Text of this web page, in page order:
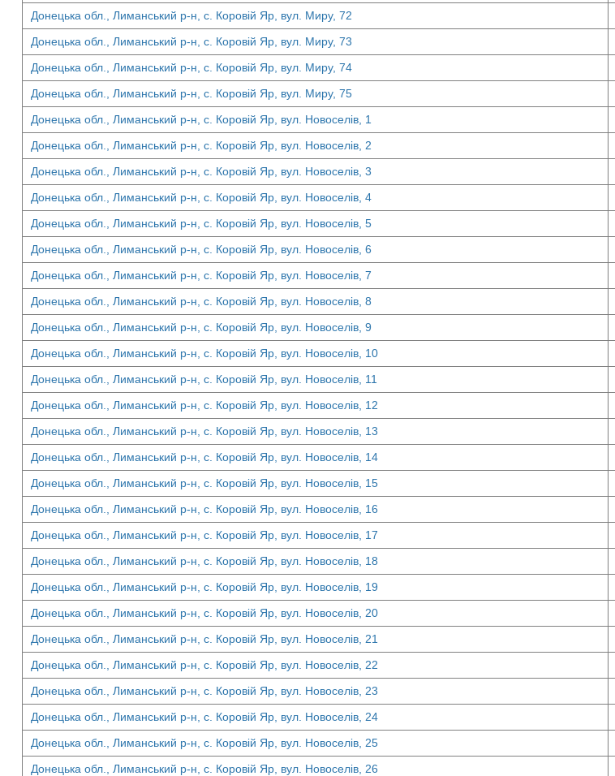
Донецька обл., Лиманський р-н, с. Коровій Яр, вул. Миру, 72
Донецька обл., Лиманський р-н, с. Коровій Яр, вул. Миру, 73
Донецька обл., Лиманський р-н, с. Коровій Яр, вул. Миру, 74
Донецька обл., Лиманський р-н, с. Коровій Яр, вул. Миру, 75
Донецька обл., Лиманський р-н, с. Коровій Яр, вул. Новоселів, 1
Донецька обл., Лиманський р-н, с. Коровій Яр, вул. Новоселів, 2
Донецька обл., Лиманський р-н, с. Коровій Яр, вул. Новоселів, 3
Донецька обл., Лиманський р-н, с. Коровій Яр, вул. Новоселів, 4
Донецька обл., Лиманський р-н, с. Коровій Яр, вул. Новоселів, 5
Донецька обл., Лиманський р-н, с. Коровій Яр, вул. Новоселів, 6
Донецька обл., Лиманський р-н, с. Коровій Яр, вул. Новоселів, 7
Донецька обл., Лиманський р-н, с. Коровій Яр, вул. Новоселів, 8
Донецька обл., Лиманський р-н, с. Коровій Яр, вул. Новоселів, 9
Донецька обл., Лиманський р-н, с. Коровій Яр, вул. Новоселів, 10
Донецька обл., Лиманський р-н, с. Коровій Яр, вул. Новоселів, 11
Донецька обл., Лиманський р-н, с. Коровій Яр, вул. Новоселів, 12
Донецька обл., Лиманський р-н, с. Коровій Яр, вул. Новоселів, 13
Донецька обл., Лиманський р-н, с. Коровій Яр, вул. Новоселів, 14
Донецька обл., Лиманський р-н, с. Коровій Яр, вул. Новоселів, 15
Донецька обл., Лиманський р-н, с. Коровій Яр, вул. Новоселів, 16
Донецька обл., Лиманський р-н, с. Коровій Яр, вул. Новоселів, 17
Донецька обл., Лиманський р-н, с. Коровій Яр, вул. Новоселів, 18
Донецька обл., Лиманський р-н, с. Коровій Яр, вул. Новоселів, 19
Донецька обл., Лиманський р-н, с. Коровій Яр, вул. Новоселів, 20
Донецька обл., Лиманський р-н, с. Коровій Яр, вул. Новоселів, 21
Донецька обл., Лиманський р-н, с. Коровій Яр, вул. Новоселів, 22
Донецька обл., Лиманський р-н, с. Коровій Яр, вул. Новоселів, 23
Донецька обл., Лиманський р-н, с. Коровій Яр, вул. Новоселів, 24
Донецька обл., Лиманський р-н, с. Коровій Яр, вул. Новоселів, 25
Донецька обл., Лиманський р-н, с. Коровій Яр, вул. Новоселів, 26